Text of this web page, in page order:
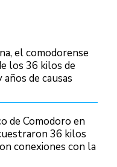
el comodorense
los 36 kilos de
de causas
de Comodoro en
36 kilos
conexiones con la